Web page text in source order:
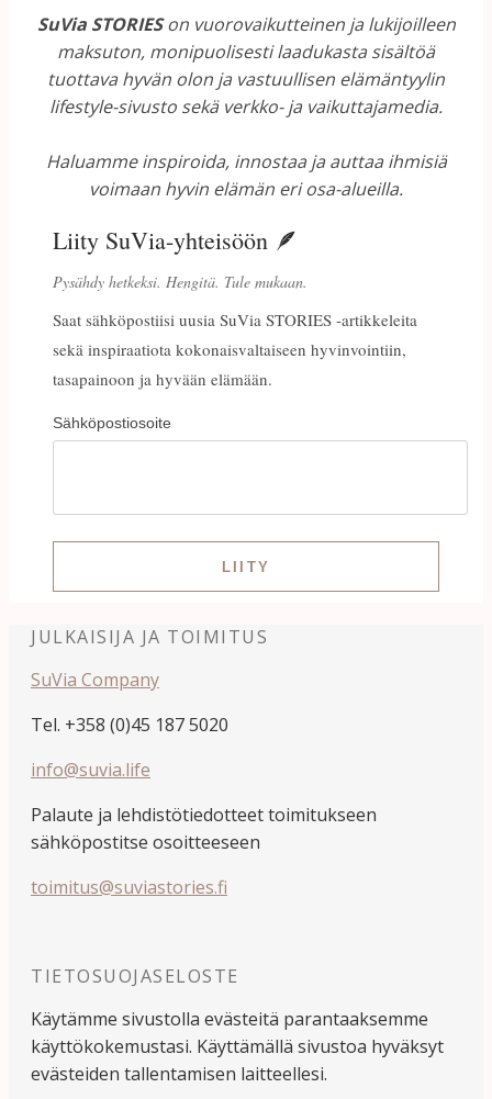
SuVia STORIESon vuorovaikutteinen ja lukijoilleen
maksuton, monipuolisesti laadukasta sisältöä
tuottava hyvän olon ja vastuullisen elämäntyylin
lifestyle-sivusto sekä verkko- ja vaikuttajamedia.
Haluamme inspiroida, innostaa ja auttaa ihmisiä
voimaan hyvin elämän eri osa-alueilla.
Liity SuVia-yhteisöön 🪶
Pysähdy hetkeksi. Hengitä. Tule mukaan.
Saat sähköpostiisi uusia SuVia STORIES -artikkeleita
sekä inspiraatiota kokonaisvaltaiseen hyvinvointiin,
tasapainoon ja hyvään elämään.
Sähköpostiosoite
JULKAISIJA JA TOIMITUS
SuVia Company
Tel. +358 (0)45 187 5020
info@suvia.life
Palaute ja lehdistötiedotteet toimitukseen
sähköpostitse osoitteeseen
toimitus@suviastories.fi
TIETOSUOJASELOSTE
Käytämme sivustolla evästeitä parantaaksemme
käyttökokemustasi. Käyttämällä sivustoa hyväksyt
evästeiden tallentamisen laitteellesi.